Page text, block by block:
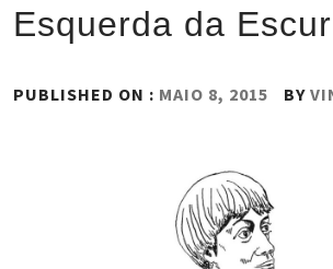
Esquerda da
PUBLISHED ON : MAIO 8, 2015 BY